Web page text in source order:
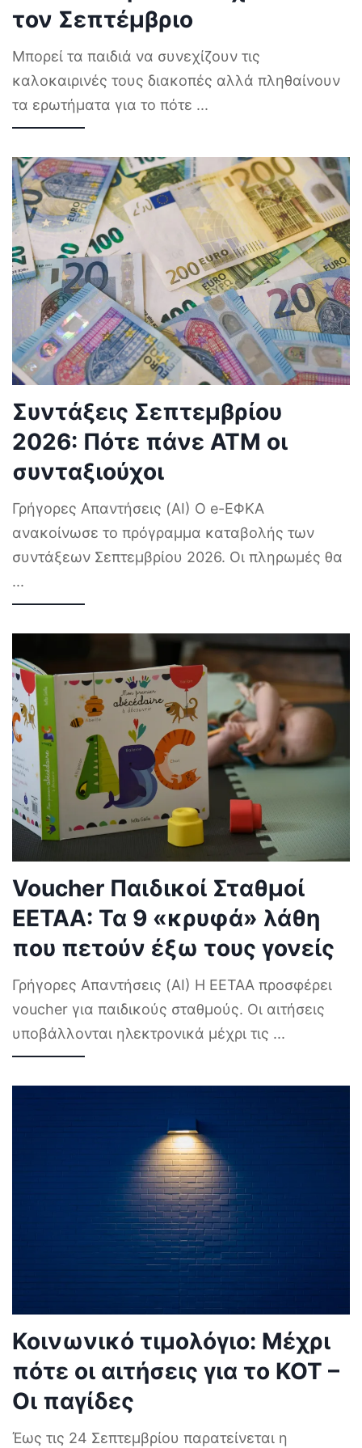
τον Σεπτέμβριο
Μπορεί τα παιδιά να συνεχίζουν τις
καλοκαιρινές τους διακοπές αλλά πληθαίνουν
τα ερωτήματα για το πότε ...
Συντάξεις Σεπτεμβρίου
2026: Πότε πάνε ΑΤΜ οι
συνταξιούχοι
Γρήγορες Απαντήσεις (AI) Ο e-ΕΦΚΑ
ανακοίνωσε το πρόγραμμα καταβολής των
συντάξεων Σεπτεμβρίου 2026. Οι πληρωμές θα
...
Voucher Παιδικοί Σταθμοί
ΕΕΤΑΑ: Τα 9 «κρυφά» λάθη
που πετούν έξω τους γονείς
Γρήγορες Απαντήσεις (AI) Η ΕΕΤΑΑ προσφέρει
voucher για παιδικούς σταθμούς. Οι αιτήσεις
υποβάλλονται ηλεκτρονικά μέχρι τις ...
Κοινωνικό τιμολόγιο: Μέχρι
πότε οι αιτήσεις για το ΚΟΤ –
Οι παγίδες
Έως τις 24 Σεπτεμβρίου παρατείνεται η